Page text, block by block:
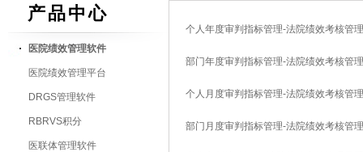
产品中心
医院绩效管理软件
医院绩效管理平台
DRGS管理软件
RBRVS积分
医联体管理软件
个人年度审判指标管理-法院绩效考核管
部门年度审判指标管理-法院绩效考核管
个人月度审判指标管理-法院绩效考核管
部门月度审判指标管理-法院绩效考核管